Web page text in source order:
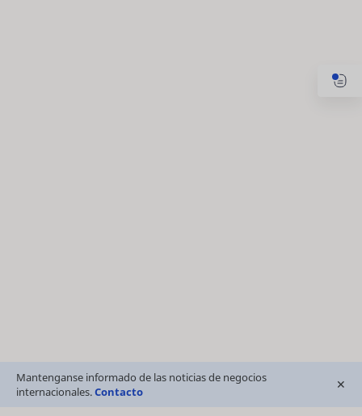
Mantenganse informado de las noticias de negocios
internacionales.Contacto